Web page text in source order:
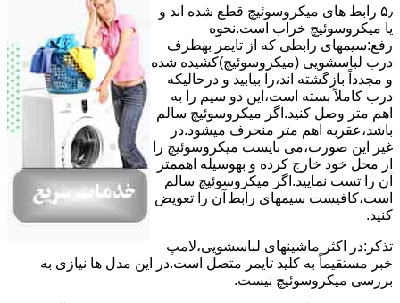
۵٫ رابط های ﻣﯿﮑﺮوﺳﻮﺋﯿﭻ ﻗﻄﻊ شده اند و
ﯾﺎ ﻣﯿﮑﺮوﺳﻮﺋﯿﭻ ﺧﺮاب اﺳﺖ.نحوه
رفع:سیمهای راﺑﻄﯽ ﮐﻪ از ﺗﺎﯾﻤﺮ بهطرف
درب لباسشویی (ﻣﯿﮑﺮوﺳﻮﺋﯿﭻ)کشیده شده
و مجدداً بازگشته اند،را ﺑﯿﺎﺑﯿﺪ و درحالیکه
درب کاملاً ﺑﺴﺘﻪ اﺳﺖ،اﯾﻦ دو ﺳﯿﻢ را ﺑﻪ
اﻫﻢ ﻣﺘﺮ وصل کنید.اﮔﺮ ﻣﯿﮑﺮوﺳﻮﺋﯿﭻ ﺳﺎﻟﻢ
ﺑﺎﺷﺪ،ﻋﻘﺮﺑﻪ اهم متر ﻣﻨﺤﺮف میشود.در
ﻏﯿﺮ اﯾﻦ ﺻﻮرت،می بایست ﻣﯿﮑﺮوﺳﻮﺋﯿﭻ را
از ﻣﺤﻞ خود ﺧﺎرج کرده و بهوسیله اهممتر
آن را ﺗﺴﺖ ﻧﻤﺎﯾﯿﺪ.اﮔﺮ ﻣﯿﮑﺮوﺳﻮﺋﯿﭻ ﺳﺎﻟﻢ
اﺳﺖ،ﮐﺎﻓﯿﺴﺖ سیمهای راﺑﻄ آن را ﺗﻌﻮﯾﺾ
کنید.
ﺗﺬﮐﺮ:در اﮐﺜﺮ ماشینهای لباسشویی،ﻻﻣﭗ
ﺧﺒﺮ مستقیماً ﺑﻪ ﮐﻠﯿﺪ ﺗﺎﯾﻤﺮ ﻣﺘﺼﻞ اﺳﺖ.در اﯾﻦ مدل ها ﻧﯿﺎزی ﺑﻪ
بررسی ﻣﯿﮑﺮوﺳﻮﺋﯿﭻ نیست.